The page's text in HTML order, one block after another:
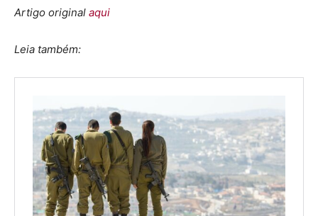
Artigo original aqui
Leia também: